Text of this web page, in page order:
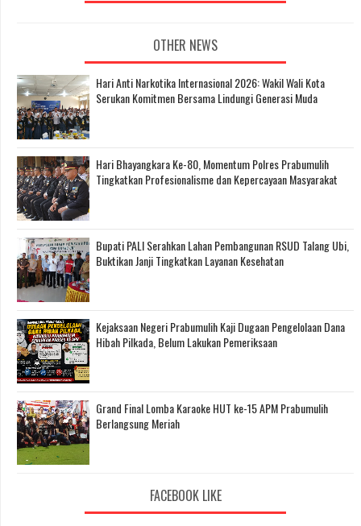
OTHER NEWS
Hari Anti Narkotika Internasional 2026: Wakil Wali Kota
Serukan Komitmen Bersama Lindungi Generasi Muda
Hari Bhayangkara Ke-80, Momentum Polres Prabumulih
Tingkatkan Profesionalisme dan Kepercayaan Masyarakat
Bupati PALI Serahkan Lahan Pembangunan RSUD Talang Ubi,
Buktikan Janji Tingkatkan Layanan Kesehatan
Kejaksaan Negeri Prabumulih Kaji Dugaan Pengelolaan Dana
Hibah Pilkada, Belum Lakukan Pemeriksaan
Grand Final Lomba Karaoke HUT ke-15 APM Prabumulih
Berlangsung Meriah
FACEBOOK LIKE